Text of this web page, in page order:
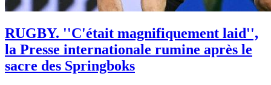
RUGBY. ''C'était magnifiquement laid'',
la Presse internationale rumine après le
sacre des Springboks